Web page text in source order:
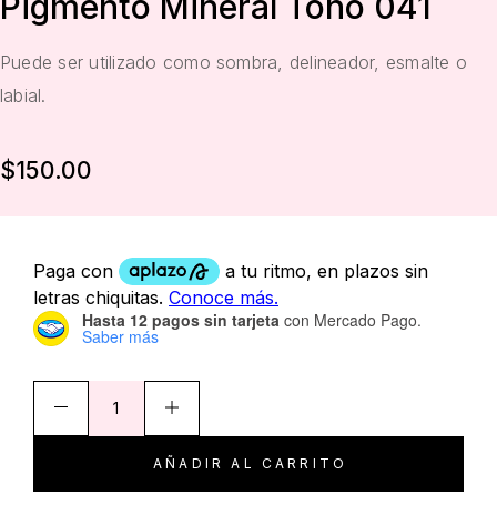
Puede ser utilizado como sombra, delineador, esmalte o
labial.
$150.00
Hasta 12 pagos sin tarjeta con Mercado Pago.
Saber más
AÑADIR AL CARRITO